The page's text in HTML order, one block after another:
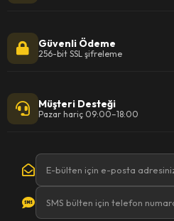
Güvenli Ödeme
256-bit SSL şifreleme
Müşteri Desteği
Pazar hariç 09:00–18:00